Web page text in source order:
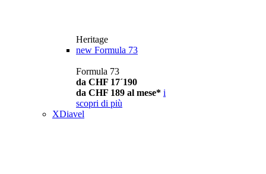
Heritage
new Formula 73
Formula 73
da CHF 17´190
da CHF 189 al mese* i
scopri di più
XDiavel